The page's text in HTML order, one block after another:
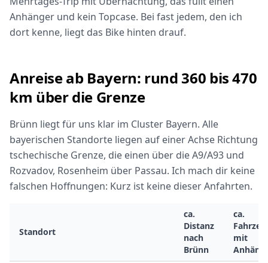
Anhänger und kein Topcase. Bei fast jedem, den ich
dort kenne, liegt das Bike hinten drauf.
Anreise ab Bayern: rund 360 bis 470
km über die Grenze
Brünn liegt für uns klar im Cluster Bayern. Alle
bayerischen Standorte liegen auf einer Achse Richtung
tschechische Grenze, die einen über die A9/A93 und
Rozvadov, Rosenheim über Passau. Ich mach dir keine
falschen Hoffnungen: Kurz ist keine dieser Anfahrten.
Standort
ca.
Distanz
nach
Brünn
ca.
Fahrzeit
mit